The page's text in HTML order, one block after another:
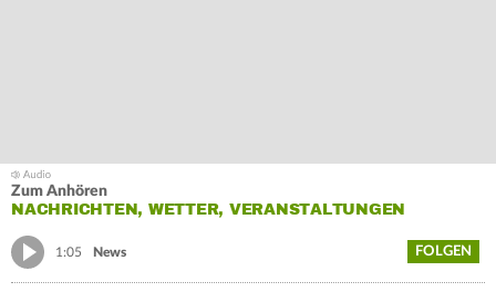
Zum Anhören
NACHRICHTEN, WETTER, VERANSTALTUNGEN
1:05 News FOLGEN